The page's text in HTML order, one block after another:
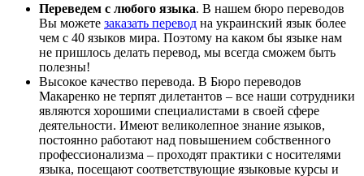
Переведем с любого языка. В нашем бюро переводов
Вы можете заказать перевод на украинский язык более
чем с 40 языков мира. Поэтому на каком бы языке нам
не пришлось делать перевод, мы всегда сможем быть
полезны!
Высокое качество перевода. В Бюро переводов
Макаренко не терпят дилетантов – все наши сотрудники
являются хорошими специалистами в своей сфере
деятельности. Имеют великолепное знание языков,
постоянно работают над повышением собственного
профессионализма – проходят практики с носителями
языка, посещают соответствующие языковые курсы и